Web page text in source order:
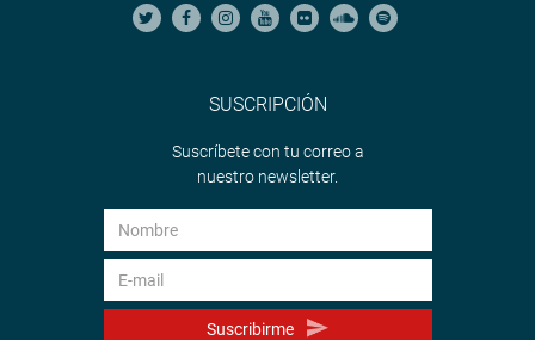
SUSCRIPCIÓN
Suscríbete con tu correo a
nuestro newsletter.
Suscribirme